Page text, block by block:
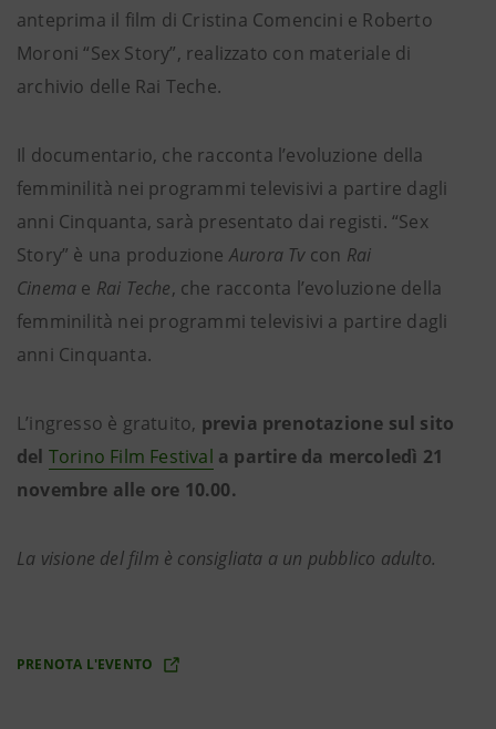
anteprima il film di Cristina Comencini e Roberto
Moroni “Sex Story”, realizzato con materiale di
archivio delle Rai Teche.
Il documentario, che racconta l’evoluzione della
femminilità nei programmi televisivi a partire dagli
anni Cinquanta, sarà presentato dai registi. “Sex
Story” è una produzioneAurora Tvcon Rai
Cinema e Rai Teche, che racconta l’evoluzione della
femminilità nei programmi televisivi a partire dagli
anni Cinquanta.
L’ingresso è gratuito, previa prenotazione sul sito
del Torino Film Festival a partire da mercoledì 21
novembre alle ore 10.00.
La visione del film è consigliata a un pubblico adulto.
PRENOTA L'EVENTO